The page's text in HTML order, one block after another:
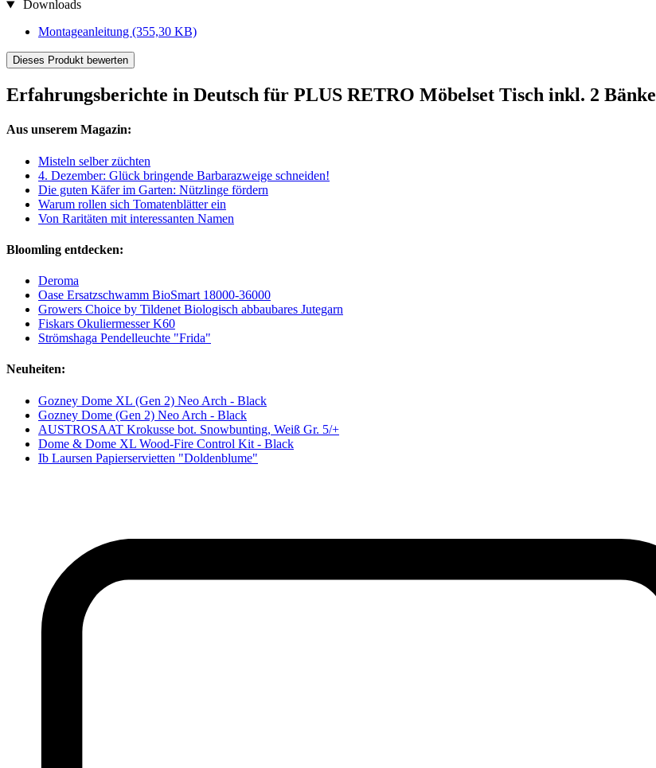
Downloads
Montageanleitung (355,30 KB)
Dieses Produkt bewerten
Erfahrungsberichte in Deutsch für PLUS RETRO Möbelset Tisch inkl. 2 Bänke
Aus unserem Magazin:
Misteln selber züchten
4. Dezember: Glück bringende Barbarazweige schneiden!
Die guten Käfer im Garten: Nützlinge fördern
Warum rollen sich Tomatenblätter ein
Von Raritäten mit interessanten Namen
Bloomling entdecken:
Deroma
Oase Ersatzschwamm BioSmart 18000-36000
Growers Choice by Tildenet Biologisch abbaubares Jutegarn
Fiskars Okuliermesser K60
Strömshaga Pendelleuchte "Frida"
Neuheiten:
Gozney Dome XL (Gen 2) Neo Arch - Black
Gozney Dome (Gen 2) Neo Arch - Black
AUSTROSAAT Krokusse bot. Snowbunting, Weiß Gr. 5/+
Dome & Dome XL Wood-Fire Control Kit - Black
Ib Laursen Papierservietten "Doldenblume"